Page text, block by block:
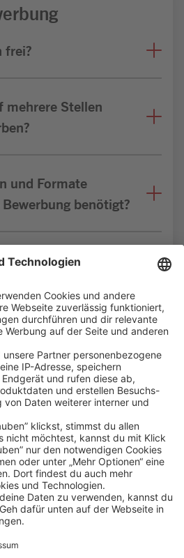
frei?
mehrere Stellen
und Formate
benötigt?
geeignet?
Jobs zu sehen.
Privatsphäre-Einstellungen